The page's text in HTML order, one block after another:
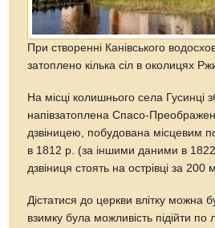
При створенні Канівського
затоплено кілька сіл в околицях
На місці колишнього села Гусинці
напівзатоплена Спасо-
дзвіницею, побудована місцевим
в 1812 р. (за іншими даними в
дзвіниця стоять на острівці за 200
Дістатися до церкви влітку можна
взимку була можливість підійти